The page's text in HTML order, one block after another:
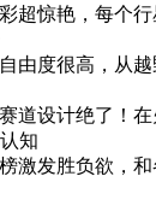
超惊艳，每个
由度很高，从越
道设计绝了！
知
激发胜负欲，